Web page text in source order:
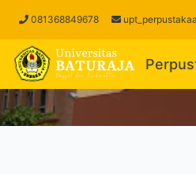
081368849678(current)